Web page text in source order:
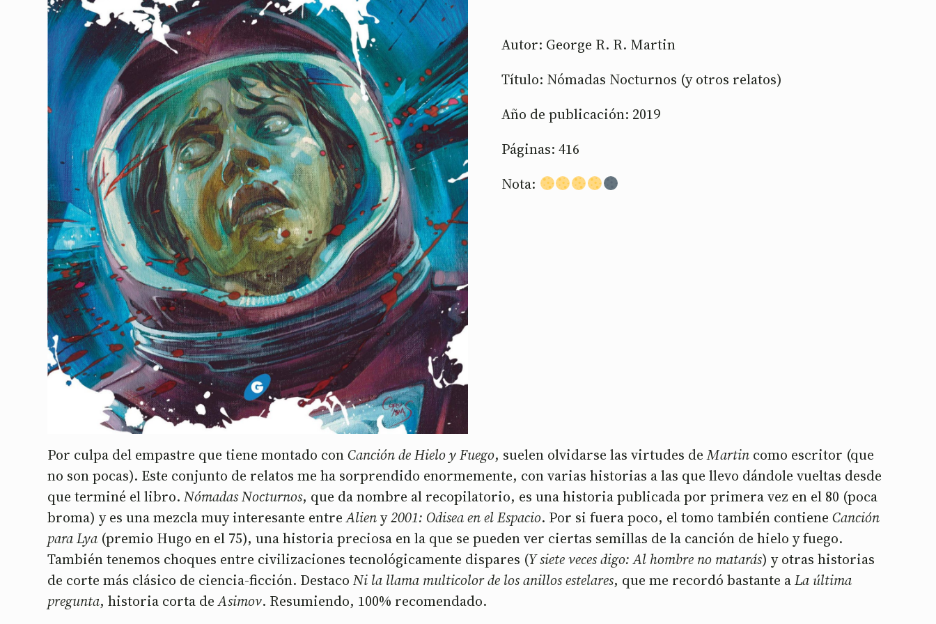
Autor: George R. R. Martin
Título: Nómadas Nocturnos (y otros relatos)
Año de publicación: 2019
Páginas: 416
Nota:
Por culpa del empastre que tiene montado conCanción de Hielo y Fuego, suelen olvidarse las virtudes deMartin como escritor (que
no son pocas). Este conjunto de relatos me ha sorprendido enormemente, con varias historias a las que llevo dándole vueltas desde
que terminé el libro. Nómadas Nocturnos, que da nombre al recopilatorio, es una historia publicada por primera vez en el 80 (poca
broma) y es una mezcla muy interesante entreAlieny2001: Odisea en el Espacio. Por si fuera poco, el tomo también contiene Canción
para Lya (premio Hugo en el 75), una historia preciosa en la que se pueden ver ciertas semillas de la canción de hielo y fuego.
También tenemos choques entre civilizaciones tecnológicamente dispares (Y siete veces digo: Al hombre no matarás) y otras historias
de corte más clásico de ciencia-ficción. Destaco Ni la llama multicolor de los anillos estelares, que me recordó bastante aLa última
pregunta, historia corta deAsimov. Resumiendo, 100% recomendado.